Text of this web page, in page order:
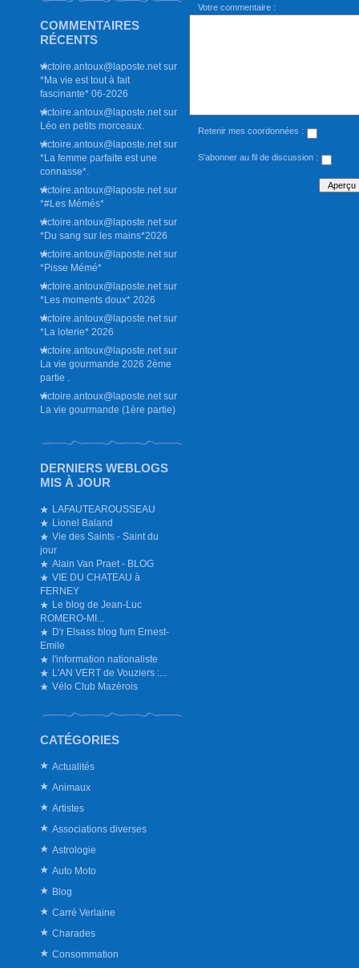
COMMENTAIRES
RÉCENTS
victoire.antoux@laposte.net sur
*Ma vie est tout à fait
fascinante* 06-2026
victoire.antoux@laposte.net sur
Léo en petits morceaux.
victoire.antoux@laposte.net sur
*La femme parfaite est une
connasse*.
victoire.antoux@laposte.net sur
*#Les Mémés*
victoire.antoux@laposte.net sur
*Du sang sur les mains*2026
victoire.antoux@laposte.net sur
*Pisse Mémé*
victoire.antoux@laposte.net sur
*Les moments doux* 2026
victoire.antoux@laposte.net sur
*La loterie* 2026
victoire.antoux@laposte.net sur
La vie gourmande 2026 2ème
partie .
victoire.antoux@laposte.net sur
La vie gourmande (1ère partie)
DERNIERS WEBLOGS
MIS À JOUR
LAFAUTEAROUSSEAU
Lionel Baland
Vie des Saints - Saint du
jour
Alain Van Praet - BLOG
VIE DU CHATEAU à
FERNEY
Le blog de Jean-Luc
ROMERO-MI...
D'r Elsass blog fum Ernest-
Emile
l'information nationaliste
L'AN VERT de Vouziers :...
Vélo Club Mazèrois
CATÉGORIES
Actualités
Animaux
Artistes
Associations diverses
Astrologie
Auto Moto
Blog
Carré Verlaine
Charades
Consommation
Votre commentaire :
Retenir mes coordonnées :
S'abonner au fil de discussion :